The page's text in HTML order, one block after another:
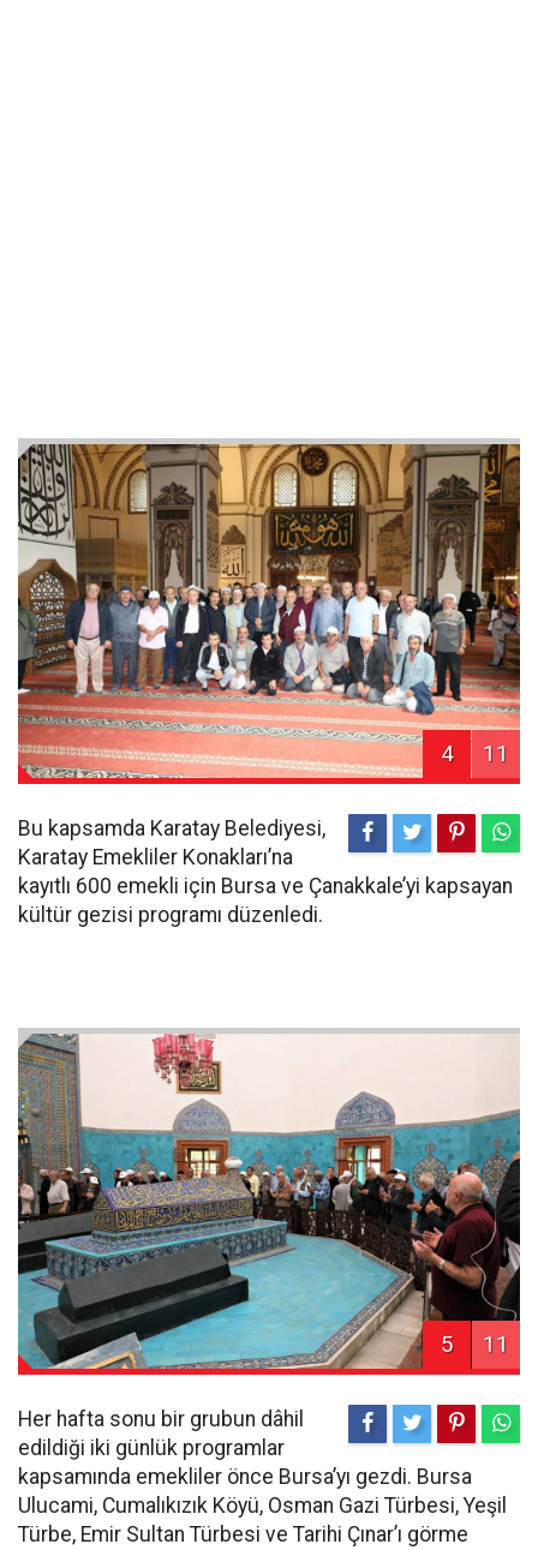
4 11
Bu kapsamda Karatay Belediyesi,
Karatay Emekliler Konakları’na
kayıtlı 600 emekli için Bursa ve Çanakkale’yi kapsayan
kültür gezisi programı düzenledi.
5 11
Her hafta sonu bir grubun dâhil
edildiği iki günlük programlar
kapsamında emekliler önce Bursa’yı gezdi. Bursa
Ulucami, Cumalıkızık Köyü, Osman Gazi Türbesi, Yeşil
Türbe, Emir Sultan Türbesi ve Tarihi Çınar’ı görme